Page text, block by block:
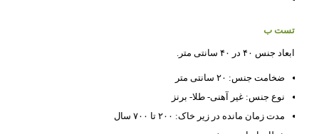
تست ب
ابعاد جنس ۴۰ در ۴۰ سانتی متر.
ضخامت جنس: ۲۰ سانتی متر
نوع جنس: غیر آهنی- طلا- برنز
مدت زمان مانده در زیر خاک: ۲۰۰ تا ۷۰۰ سال